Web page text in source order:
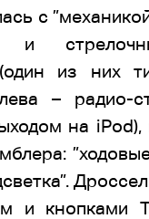
с
и
из них
– радио-
на
и кнопками